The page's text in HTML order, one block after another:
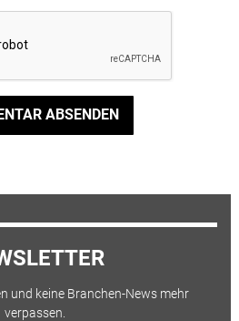
ABSENDEN
und keine Branchen-News mehr
verpassen.